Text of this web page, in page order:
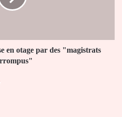
en otage par des "magistrats